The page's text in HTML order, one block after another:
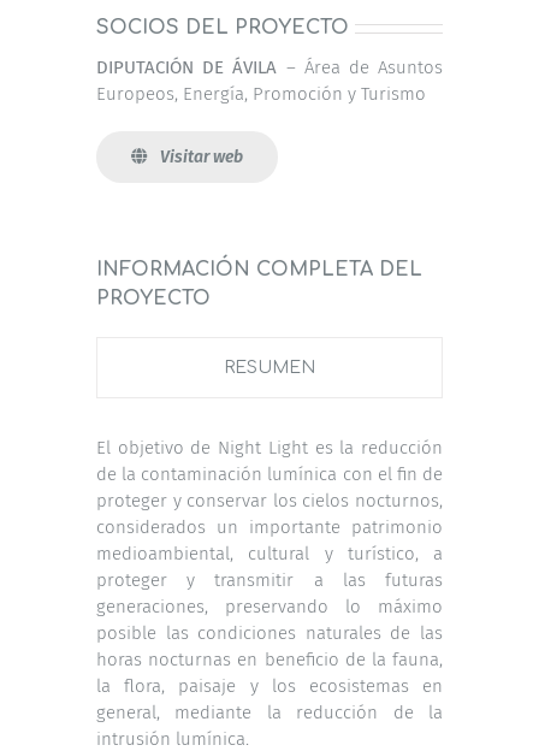
SOCIOS DEL PROYECTO
DIPUTACIÓN DE ÁVILA – Área de Asuntos
Europeos, Energía, Promoción y Turismo
Visitar web
INFORMACIÓN COMPLETA DEL
PROYECTO
RESUMEN
El objetivo de Night Light es la reducción
de la contaminación lumínica con el fin de
proteger y conservar los cielos nocturnos,
considerados un importante patrimonio
medioambiental, cultural y turístico, a
proteger y transmitir a las futuras
generaciones, preservando lo máximo
posible las condiciones naturales de las
horas nocturnas en beneficio de la fauna,
la flora, paisaje y los ecosistemas en
general, mediante la reducción de la
intrusión lumínica.